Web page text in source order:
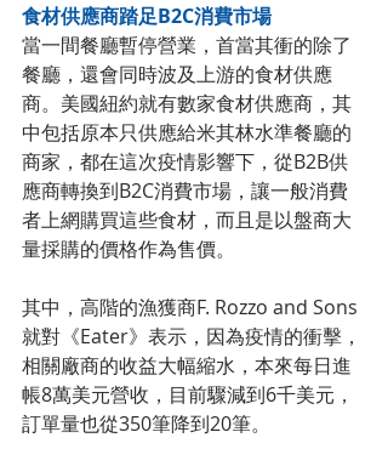
食材供應商踏足B2C消費市場
當一間餐廳暫停營業，首當其衝的除了
餐廳，還會同時波及上游的食材供應
商。美國紐約就有數家食材供應商，其
中包括原本只供應給米其林水準餐廳的
商家，都在這次疫情影響下，從B2B供
應商轉換到B2C消費市場，讓一般消費
者上網購買這些食材，而且是以盤商大
量採購的價格作為售價。
其中，高階的漁獲商F. Rozzo and Sons
就對《Eater》表示，因為疫情的衝擊，
相關廠商的收益大幅縮水，本來每日進
帳8萬美元營收，目前驟減到6千美元，
訂單量也從350筆降到20筆。